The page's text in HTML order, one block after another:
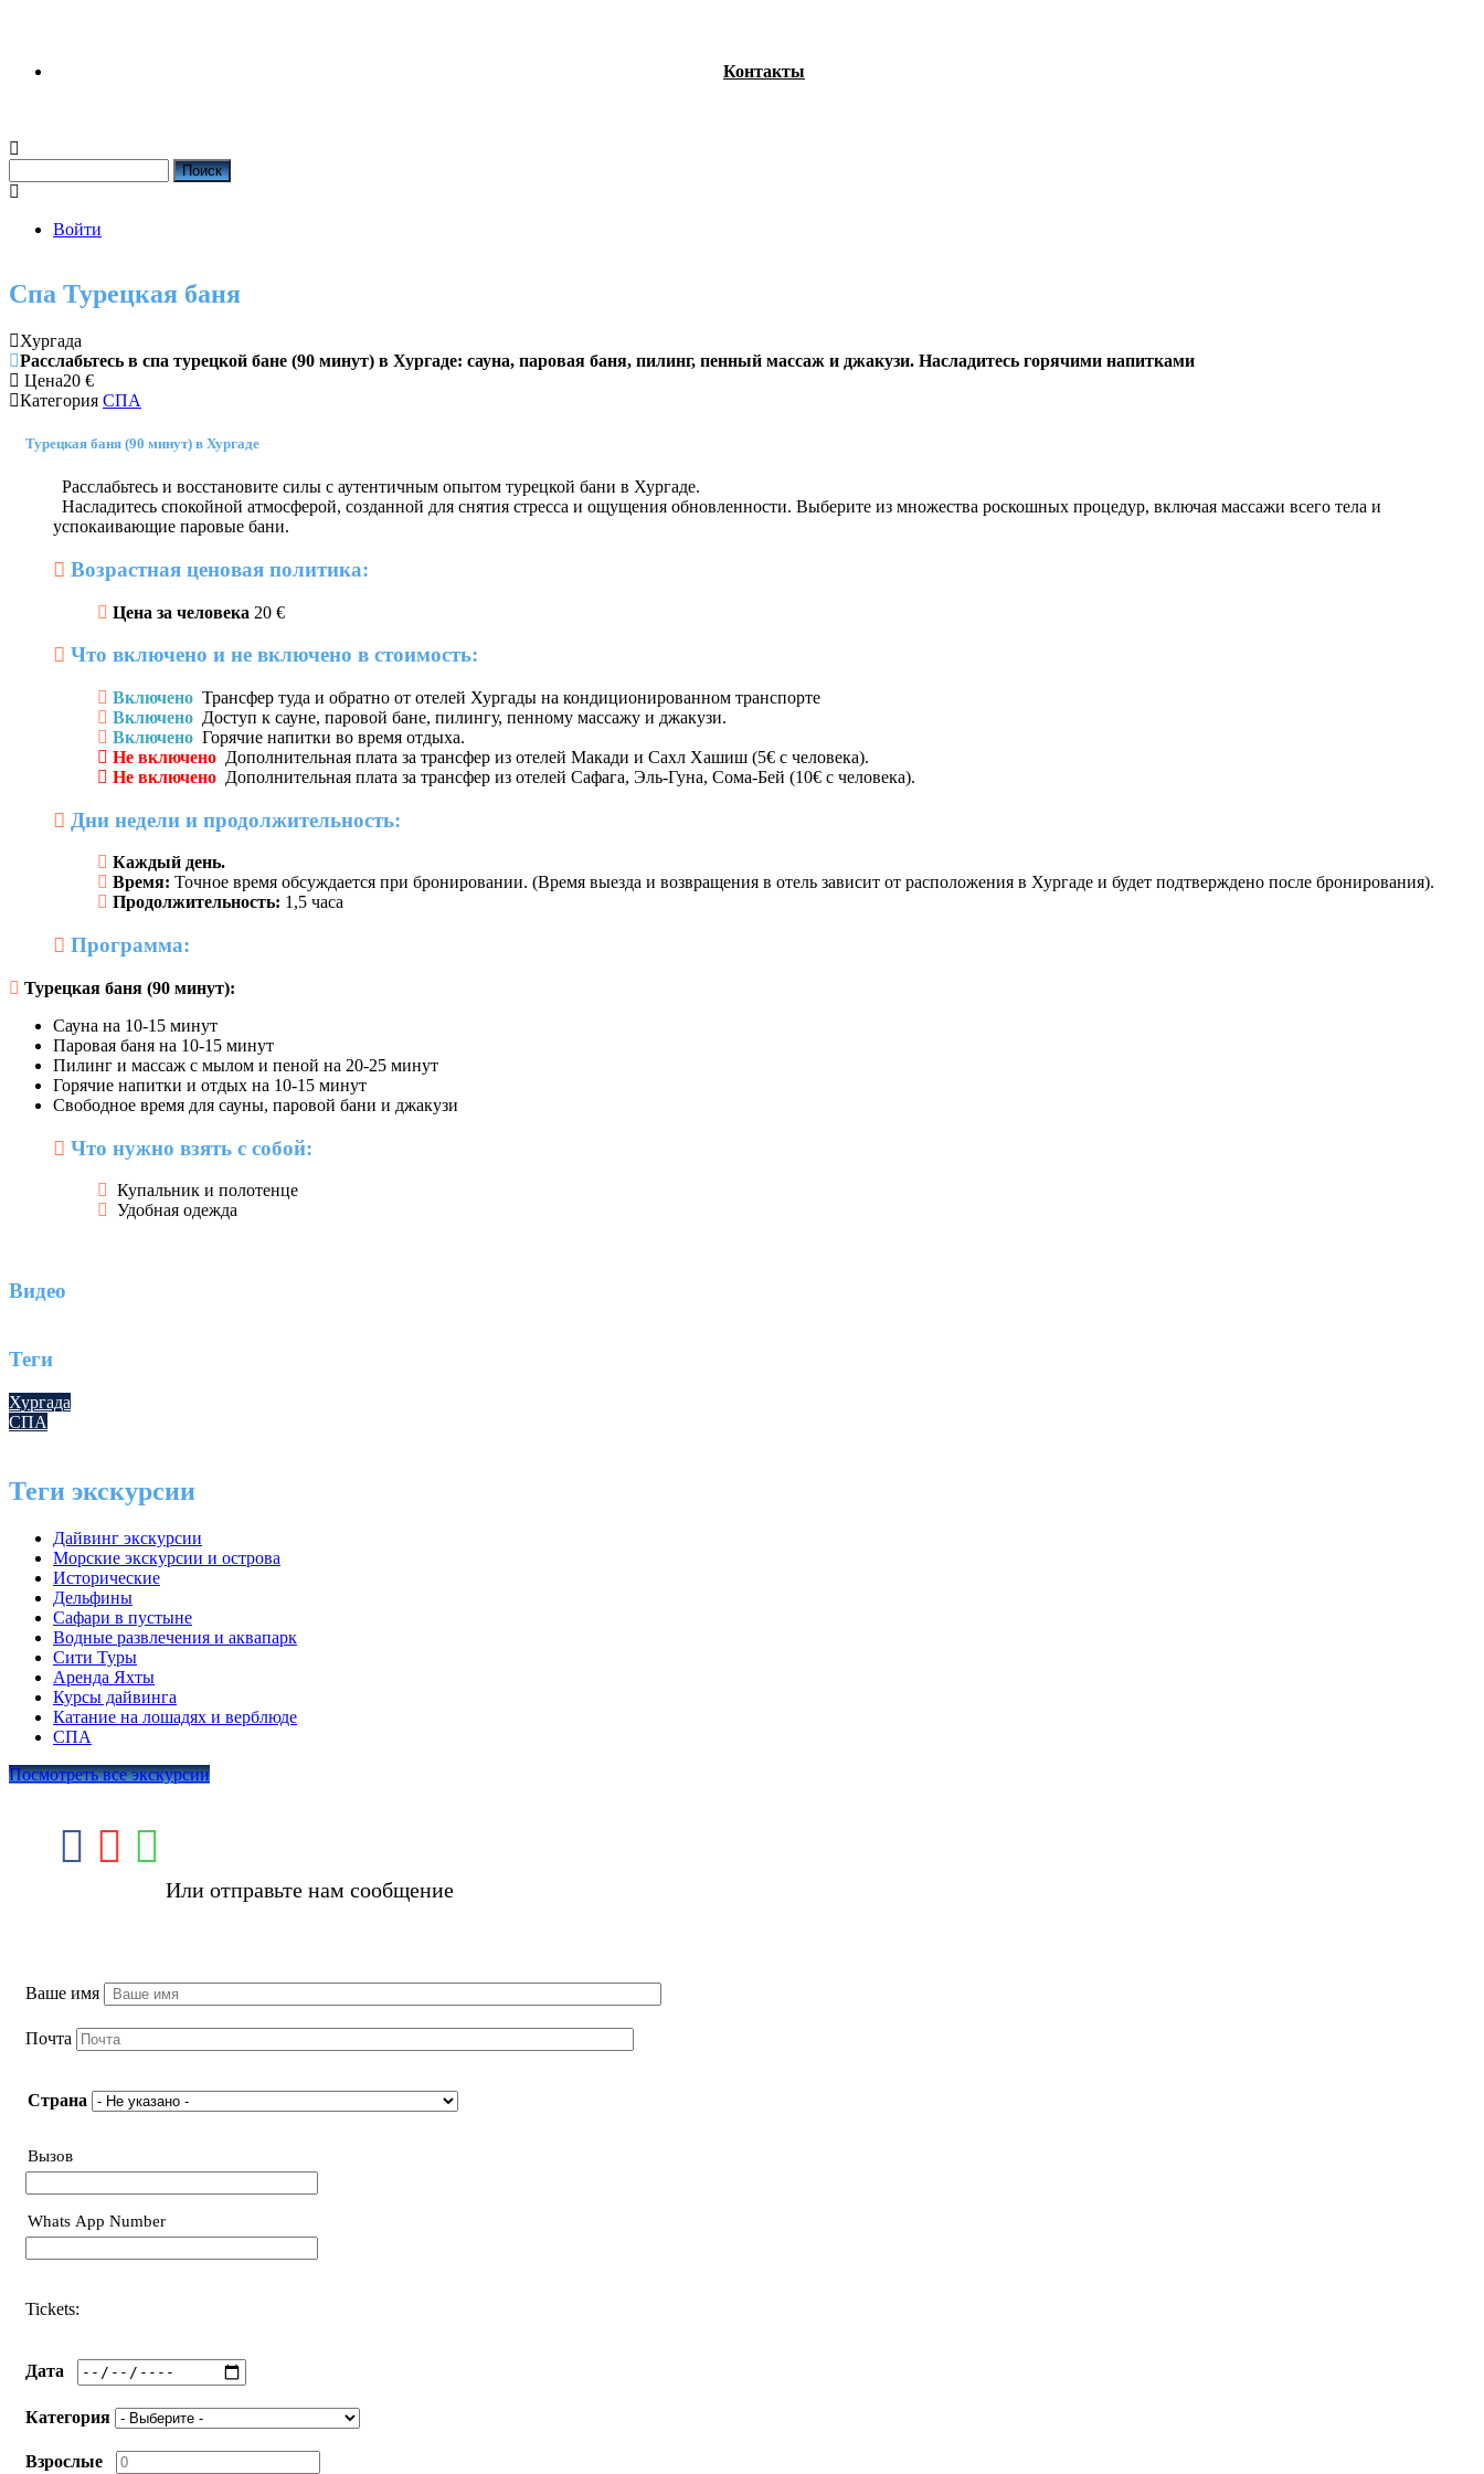
Контакты
account
Войти
Спа Турецкая баня
Хургада
Расслабьтесь в спа турецкой бане (90 минут) в Хургаде: сауна, паровая баня, пилинг, пенный массаж и джакузи. Насладитесь горячими напитками
Цена20 €
Категория СПА
Турецкая баня (90 минут) в Хургаде
Расслабьтесь и восстановите силы с аутентичным опытом турецкой бани в Хургаде.
Насладитесь спокойной атмосферой, созданной для снятия стресса и ощущения обновленности. Выберите из множества роскошных процедур, включая массажи всего тела и
успокаивающие паровые бани.
Возрастная ценовая политика:
Цена за человека 20 €
Что включено и не включено в стоимость:
Включено Трансфер туда и обратно от отелей Хургады на кондиционированном транспорте
Включено Доступ к сауне, паровой бане, пилингу, пенному массажу и джакузи.
Включено Горячие напитки во время отдыха.
Не включено Дополнительная плата за трансфер из отелей Макади и Сахл Хашиш (5€ с человека).
Не включено Дополнительная плата за трансфер из отелей Сафага, Эль-Гуна, Сома-Бей (10€ с человека).
Дни недели и продолжительность:
Каждый день.
Время: Точное время обсуждается при бронировании. (Время выезда и возвращения в отель зависит от расположения в Хургаде и будет подтверждено после бронирования).
Продолжительность: 1,5 часа
Программа:
Турецкая баня (90 минут):
Сауна на 10-15 минут
Паровая баня на 10-15 минут
Пилинг и массаж с мылом и пеной на 20-25 минут
Горячие напитки и отдых на 10-15 минут
Свободное время для сауны, паровой бани и джакузи
Что нужно взять с собой:
Купальник и полотенце
Удобная одежда
Видео
Теги
Хургада
СПА
Теги экскурсии
Дайвинг экскурсии
Морские экскурсии и острова
Исторические
Дельфины
Сафари в пустыне
Водные развлечения и аквапарк
Сити Туры
Аренда Яхты
Курсы дайвинга
Катание на лошадях и верблюде
СПА
Посмотреть все экскурсии
Или отправьте нам сообщение
Ваше имя
Почта
Страна
Вызов
Whats App Number
Tickets:
Дата
Категория
Взрослые